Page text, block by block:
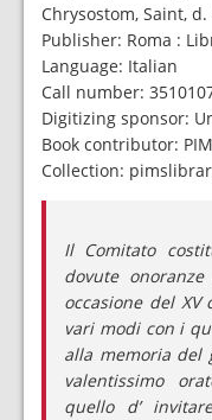
Chrysostom, Saint,
Publisher: Roma :
Language: Italian
Call number:
Digitizing sponsor:
Book contributor:
Collection:
Il Comitato
dovute
occasione del
vari modi con i
alla memoria del
valentissimo
quello d’